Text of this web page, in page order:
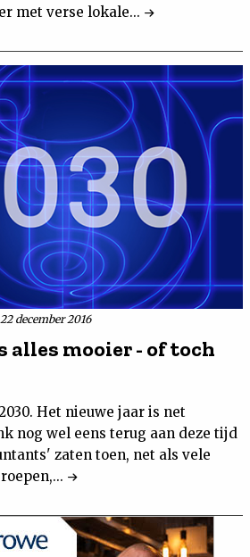
met verse lokale...
22 december 2016
alles mooier - of toch
Het nieuwe jaar is net
nog wel eens terug aan deze tijd
zaten toen, net als vele